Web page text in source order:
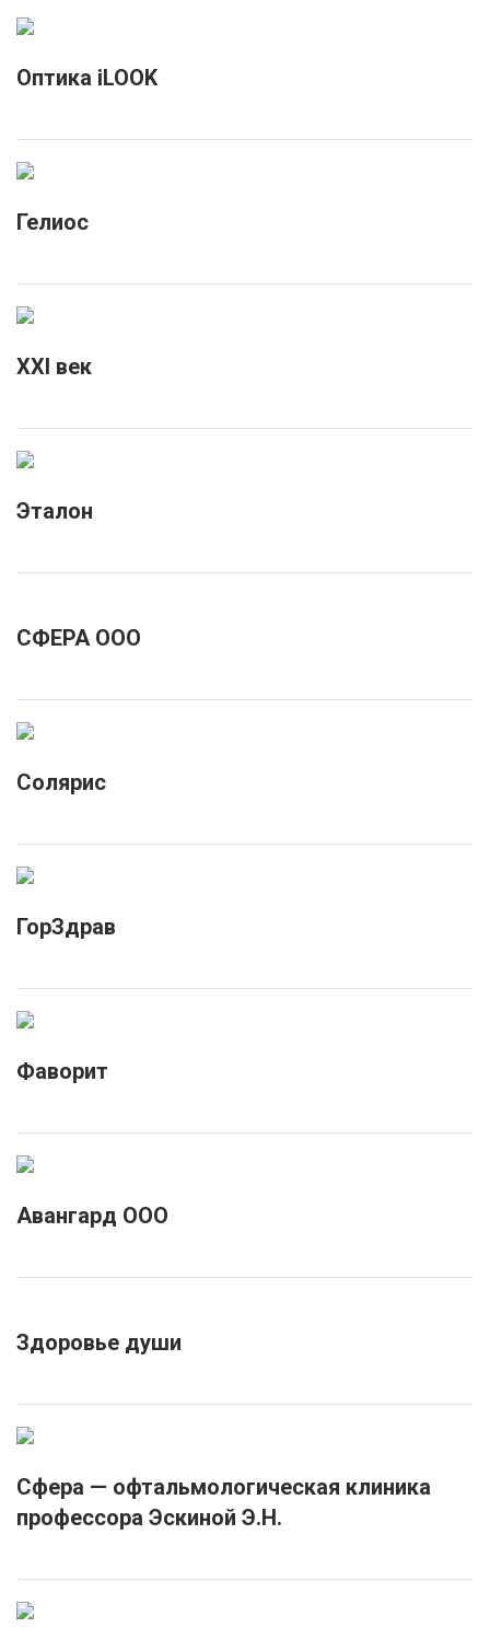
Оптика iLOOK
Гелиос
XXI век
Эталон
СФЕРА ООО
Солярис
ГорЗдрав
Фаворит
Авангард ООО
Здоровье души
Сфера — офтальмологическая клиника
профессора Эскиной Э.Н.